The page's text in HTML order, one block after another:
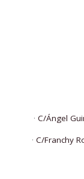
· C/Ángel
· C/Franchy